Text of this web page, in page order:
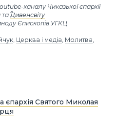
каналу Чиказької єпархії
таДивенсвіту
Єпископів УГКЦ
Церква і медіа Молитва
єпархія Святого Миколая